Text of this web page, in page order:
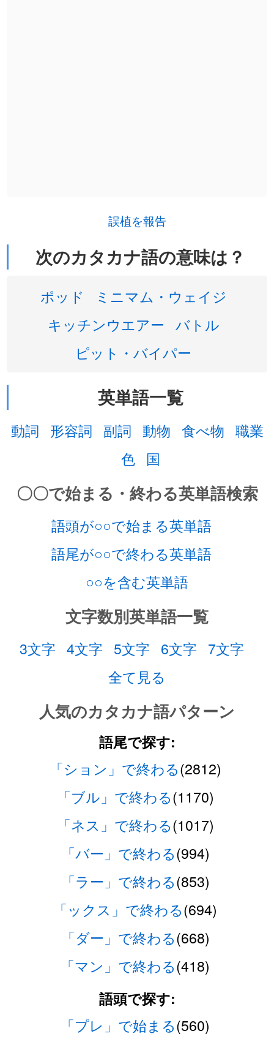
誤植を報告
次のカタカナ語の意味は？
ポッド
ミニマム・ウェイジ
キッチンウエアー バトル
ピット・バイパー
英単語一覧
動詞 形容詞 副詞 動物 食べ物 職業
色 国
〇〇で始まる・終わる英単語検索
語頭が○○で始まる英単語
語尾が○○で終わる英単語
○○を含む英単語
文字数別英単語一覧
3文字 4文字 5文字 6文字 7文字
全て見る
人気のカタカナ語パターン
語尾で探す:
「ション」で終わる(2812)
「ブル」で終わる(1170)
「ネス」で終わる(1017)
「バー」で終わる(994)
「ラー」で終わる(853)
「ックス」で終わる(694)
「ダー」で終わる(668)
「マン」で終わる(418)
語頭で探す:
「プレ」で始まる(560)